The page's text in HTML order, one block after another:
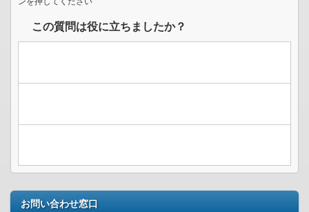
この質問は役に立ちましたか？
お問い合わせ窓口